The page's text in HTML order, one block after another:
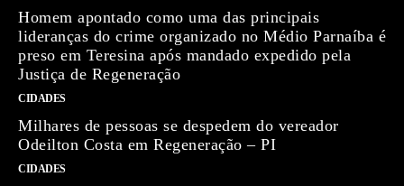
Homem apontado como uma das principais
lideranças do crime organizado no Médio Parnaíba é
preso em Teresina após mandado expedido pela
Justiça de Regeneração
CIDADES
Milhares de pessoas se despedem do vereador
Odeilton Costa em Regeneração – PI
CIDADES